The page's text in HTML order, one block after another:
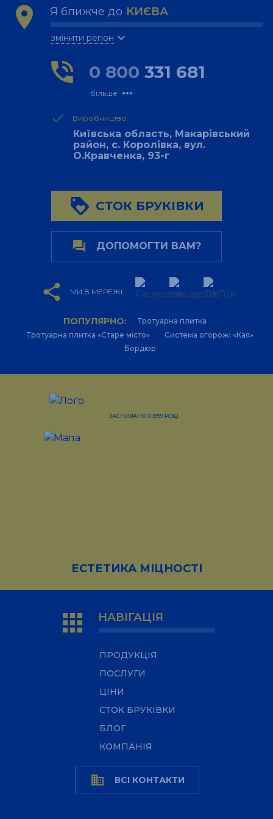
ЗАСНОВАНО У 1999 РОЦІ
ЕСТЕТИКА МІЦНОСТІ
apps НАВІГАЦІЯ
ПРОДУКЦІЯ
ПОСЛУГИ
ЦІНИ
СТОК БРУКІВКИ
БЛОГ
КОМПАНІЯ
business ВСІ КОНТАКТИ
location_on Я ближче до КИЄВА
змінити регіон expand_more
phone_in_talk 0 800 331 681
більше more_horiz
done
Виробництво:
Київська область, Макарівський
район, с. Королівка, вул.
О.Кравченка, 93-г
loyalty СТОК БРУКІВКИ
forum ДОПОМОГТИ ВАМ?
ПОПУЛЯРНО:
Тротуарна плитка
Тротуарна плитка «Старе місто»
Система огорожі «Кая»
Бордюр
share МИ В МЕРЕЖІ: